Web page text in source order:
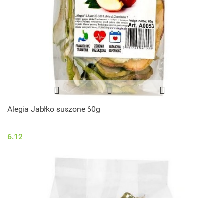
Alegia Jabłko suszone 60g
6.12